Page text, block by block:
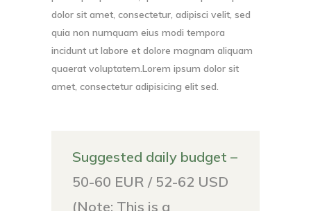
dolor sit amet, consectetur, adipisci velit, sed
quia non numquam eius modi tempora
incidunt ut labore et dolore magnam aliquam
quaerat voluptatem.Lorem ipsum dolor sit
amet, consectetur adipisicing elit sed.
Suggested daily budget –
50-60 EUR / 52-62 USD
(Note: This is a